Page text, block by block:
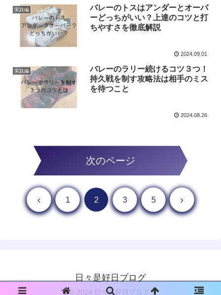
実践編
バレーのトスはアンダーとオーバ
ーどっちがいい？上達のコツと打
ちやすさを徹底解説
2024.09.01
実践編
バレーのラリー続けるコツ３つ！
持久戦を制す攻略法は相手のミス
を待つこと
2024.08.26
次のページ
前へ 1 2 3 5 次へ
日々是好日ブログ
© 2024 日々是好日ブログ.